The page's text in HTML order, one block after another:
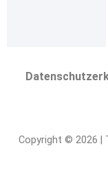
Copyright © 2026 |